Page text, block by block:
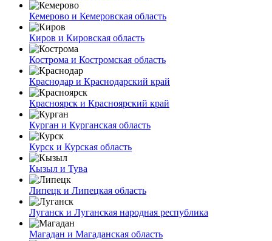
Кемерово и Кемеровская область
Киров и Кировская область
Кострома и Костромская область
Краснодар и Краснодарский край
Красноярск и Красноярский край
Курган и Курганская область
Курск и Курская область
Кызыл и Тува
Липецк и Липецкая область
Луганск и Луганская народная республика
Магадан и Магаданская область